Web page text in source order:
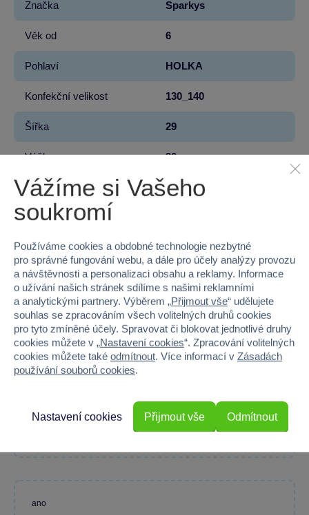
Značka Sparkys
Věk od 6
Pohlaví HOLKA
Konfekční velikost 130_140
Šířka 29
Výška 30
Hloubka 6
Hmotnost v gramech
100 %
Průměr z 2 hodnocení
100 % zákazníků doporučuje
Máte zkušenost s tímto zbožím?
Napište recenzi a pomozte ostatním s výběrem.
ano
Vážíme si Vašeho
soukromí
Používáme cookies a obdobné technologie nezbytné
pro správné fungování webu, a dále pro účely analýzy provozu
a návštěvnosti a personalizaci obsahu a reklamy. Informace
o užívání našich stránek sdílíme s našimi reklamními
a analytickými partnery. Výběrem „Přijmout vše“ udělujete
souhlas se zpracováním všech volitelných druhů cookies
pro tyto zmíněné účely. Spravovat či blokovat jednotlivé druhy
cookies můžete v „Nastavení cookies“. Zpracování volitelných
cookies můžete také odmítnout. Více informací v Zásadách
používání souborů cookies.
Odmítnout
Nastavení cookies Přijmout vše